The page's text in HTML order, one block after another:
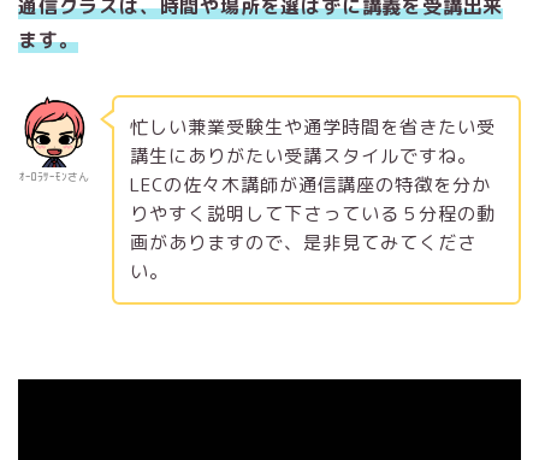
通信クラスは、時間や場所を選ばずに講義を受講出来
ます。
ｵｰﾛﾗｻｰﾓﾝさん
忙しい兼業受験生や通学時間を省きたい受
講生にありがたい受講スタイルですね。
LECの佐々木講師が通信講座の特徴を分か
りやすく説明して下さっている５分程の動
画がありますので、是非見てみてくださ
い。